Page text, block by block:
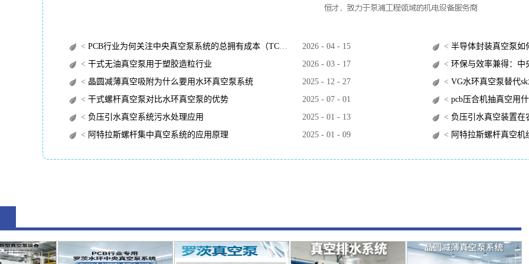
< PCB行业为何关注中央真空泵系统的总拥有成本（TCO）？ 2026 - 04 - 15 < 半导体封装真空泵如
< 干式无油真空泵用于塑胶造粒行业 2026 - 03 - 17 < 环保与效率兼得：中
< 晶圆减薄真空吸附为什么要用水环真空泵系统 2025 - 12 - 27 < VG水环真空泵替代
< 干式螺杆真空泵对比水环真空泵的优势 2025 - 07 - 01 < pcb压合机抽真空用
< 负压引水真空系统污水处理应用 2025 - 01 - 13 < 负压引水真空装置在
< 阿特拉斯螺杆集中真空系统的应用原理 2025 - 01 - 09 < 阿特拉斯螺杆真空机